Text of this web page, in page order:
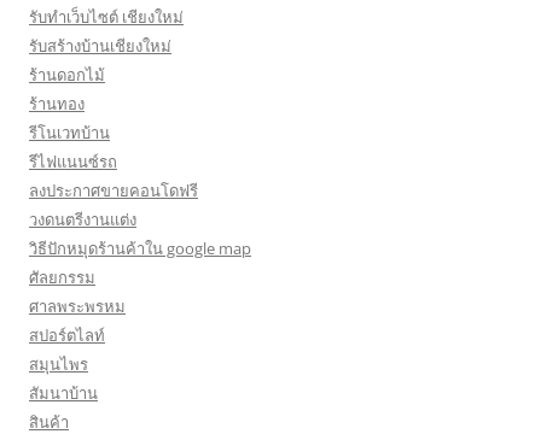
รับทำเว็บไซต์ เชียงใหม่
รับสร้างบ้านเชียงใหม่
ร้านดอกไม้
ร้านทอง
รีโนเวทบ้าน
รีไฟแนนซ์รถ
ลงประกาศขายคอนโดฟรี
วงดนตรีงานแต่ง
วิธีปักหมุดร้านค้าใน google map
ศัลยกรรม
ศาลพระพรหม
สปอร์ตไลท์
สมุนไพร
สัมนาบ้าน
สินค้า